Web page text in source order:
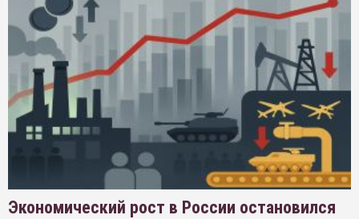
Экономический рост в России остановился